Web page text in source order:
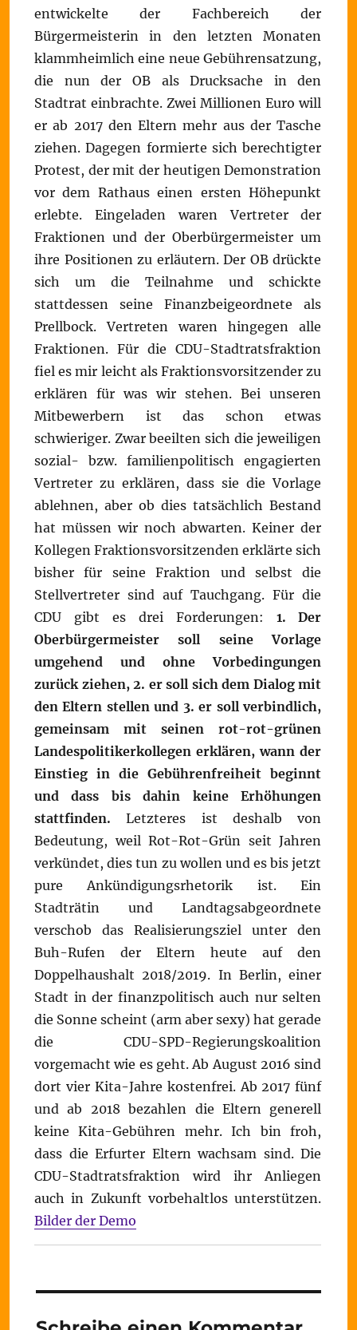
entwickelte der Fachbereich der
Bürgermeisterin in den letzten Monaten
klammheimlich eine neue Gebührensatzung,
die nun der OB als Drucksache in den
Stadtrat einbrachte. Zwei Millionen Euro will
er ab 2017 den Eltern mehr aus der Tasche
ziehen. Dagegen formierte sich berechtigter
Protest, der mit der heutigen Demonstration
vor dem Rathaus einen ersten Höhepunkt
erlebte. Eingeladen waren Vertreter der
Fraktionen und der Oberbürgermeister um
ihre Positionen zu erläutern. Der OB drückte
sich um die Teilnahme und schickte
stattdessen seine Finanzbeigeordnete als
Prellbock. Vertreten waren hingegen alle
Fraktionen. Für die CDU-Stadtratsfraktion
fiel es mir leicht als Fraktionsvorsitzender zu
erklären für was wir stehen. Bei unseren
Mitbewerbern ist das schon etwas
schwieriger. Zwar beeilten sich die jeweiligen
sozial- bzw. familienpolitisch engagierten
Vertreter zu erklären, dass sie die Vorlage
ablehnen, aber ob dies tatsächlich Bestand
hat müssen wir noch abwarten. Keiner der
Kollegen Fraktionsvorsitzenden erklärte sich
bisher für seine Fraktion und selbst die
Stellvertreter sind auf Tauchgang. Für die
CDU gibt es drei Forderungen: 1. Der
Oberbürgermeister soll seine Vorlage
umgehend und ohne Vorbedingungen
zurück ziehen,2. er soll sich dem Dialog mit
den Eltern stellen und 3. er soll verbindlich,
gemeinsam mit seinen rot-rot-grünen
Landespolitikerkollegen erklären, wann der
Einstieg in die Gebührenfreiheit beginnt
und dass bis dahin keine Erhöhungen
stattfinden. Letzteres ist deshalb von
Bedeutung, weil Rot-Rot-Grün seit Jahren
verkündet, dies tun zu wollen und es bis jetzt
pure Ankündigungsrhetorik ist. Ein
Stadträtin und Landtagsabgeordnete
verschob das Realisierungsziel unter den
Buh-Rufen der Eltern heute auf den
Doppelhaushalt 2018/2019. In Berlin, einer
Stadt in der finanzpolitisch auch nur selten
die Sonne scheint (arm aber sexy) hat gerade
die CDU-SPD-Regierungskoalition
vorgemacht wie es geht. Ab August 2016 sind
dort vier Kita-Jahre kostenfrei. Ab 2017 fünf
und ab 2018 bezahlen die Eltern generell
keine Kita-Gebühren mehr. Ich bin froh,
dass die Erfurter Eltern wachsam sind. Die
CDU-Stadtratsfraktion wird ihr Anliegen
auch in Zukunft vorbehaltlos unterstützen.
Bilder der Demo